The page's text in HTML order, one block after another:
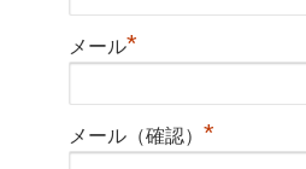
メール*
メール（確認） *